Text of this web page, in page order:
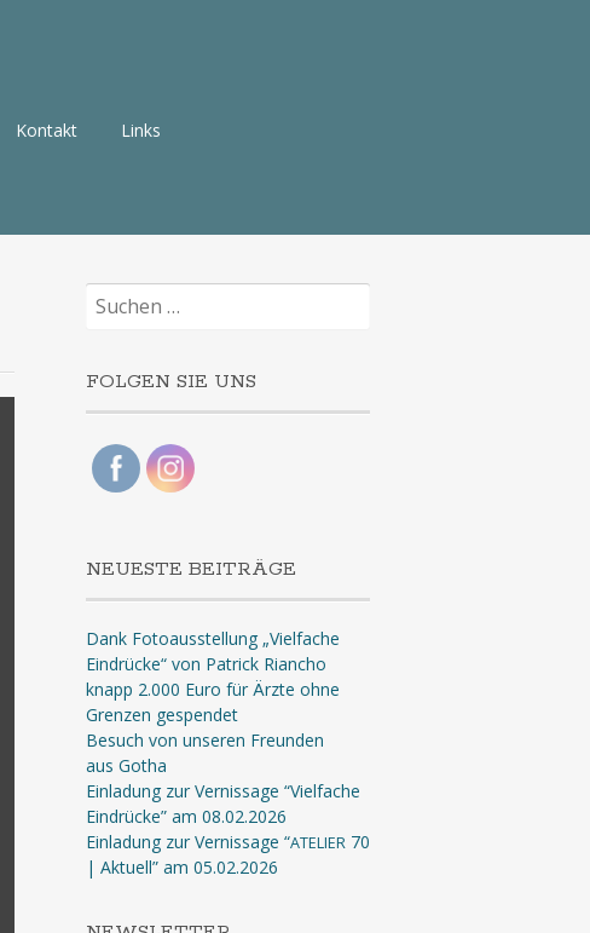
Kontakt Links
Suchen
nach:
FOLGEN SIE UNS
NEUESTE BEITRÄGE
Dank Fotoausstellung „Vielfache
Eindrücke“ von Patrick Riancho
knapp 2.000 Euro für Ärzte ohne
Grenzen gespendet
Besuch von unseren Freunden
aus Gotha
Einladung zur Vernissage “Vielfache
Eindrücke” am 08.02.2026
Einladung zur Vernissage “ATELIER70
| Aktuell” am 05.02.2026